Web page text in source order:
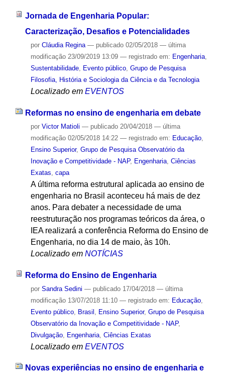
Jornada de Engenharia Popular:
Caracterização, Desafios e Potencialidades
por Cláudia Regina — publicado02/05/2018 — última
modificação23/09/2019 13:09 — registrado em: Engenharia,
Sustentabilidade, Evento público, Grupo de Pesquisa
Filosofia, História e Sociologia da Ciência e da Tecnologia
Localizado em EVENTOS
Reformas no ensino de engenharia em debate
por Victor Matioli — publicado20/04/2018 — última
modificação02/05/2018 14:22 — registrado em: Educação,
Ensino Superior, Grupo de Pesquisa Observatório da
Inovação e Competitividade - NAP, Engenharia, Ciências
Exatas, capa
A última reforma estrutural aplicada ao ensino de
engenharia no Brasil aconteceu há mais de dez
anos. Para debater a necessidade de uma
reestruturação nos programas teóricos da área, o
IEA realizará a conferência Reforma do Ensino de
Engenharia, no dia 14 de maio, às 10h.
Localizado em NOTÍCIAS
Reforma do Ensino de Engenharia
por Sandra Sedini — publicado17/04/2018 — última
modificação13/07/2018 11:10 — registrado em: Educação,
Evento público, Brasil Ensino Superior, Grupo de Pesquisa
Observatório da Inovação e Competitividade - NAP,
Divulgação, Engenharia, Ciências Exatas
Localizado em EVENTOS
Novas experiências no ensino de engenharia e